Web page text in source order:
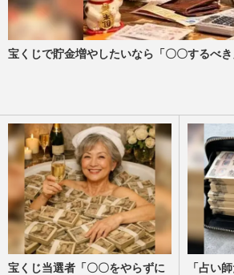
宝くじで貯金増やしたいなら「〇〇するべき
宝くじ当選者「〇〇をやらずに
「占い